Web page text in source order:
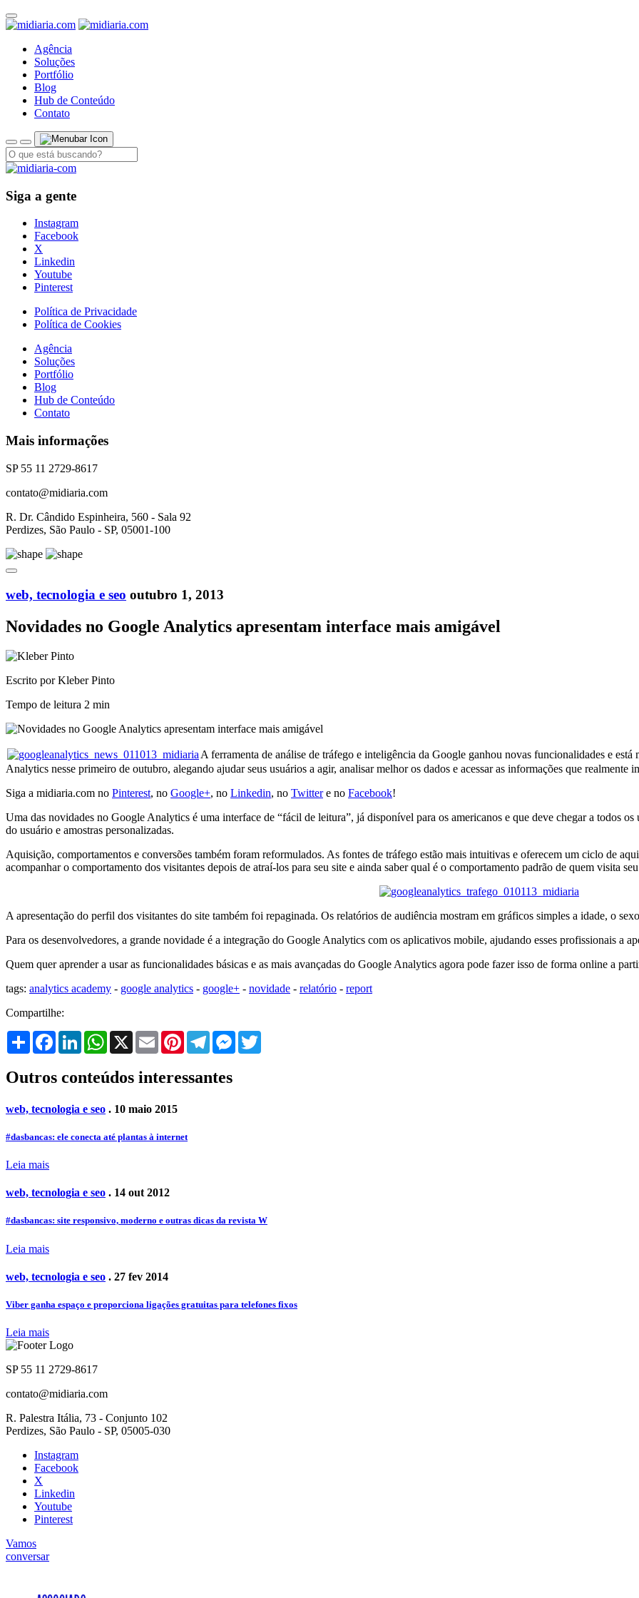
Agência
Soluções
Portfólio
Blog
Hub de Conteúdo
Contato
Siga a gente
Instagram
Facebook
X
Linkedin
Youtube
Pinterest
Política de Privacidade
Política de Cookies
Agência
Soluções
Portfólio
Blog
Hub de Conteúdo
Contato
Mais informações
SP 55 11 2729-8617
contato@midiaria.com
R. Dr. Cândido Espinheira, 560 - Sala 92
Perdizes, São Paulo - SP, 05001-100
web, tecnologia e seo outubro 1, 2013
Novidades no Google Analytics apresentam interface mais amigável
Escrito por Kleber Pinto
Tempo de leitura 2 min
A ferramenta de análise de tráfego e inteligência da Google ganhou novas funcionalidades e
Analytics nesse primeiro de outubro, alegando ajudar seus usuários a agir, analisar melhor os dados e acessar as informações que realmente
Siga a midiaria.com no Pinterest, no Google+, no Linkedin, no Twittere no Facebook!
Uma das novidades no Google Analytics é uma interface de “fácil de leitura”, já disponível para os americanos e que deve chegar a todos
do usuário e amostras personalizadas.
Aquisição, comportamentos e conversões também foram reformulados. As fontes de tráfego estão mais intuitivas e oferecem um ciclo de
acompanhar o comportamento dos visitantes depois de atraí-los para seu site e ainda saber qual é o comportamento padrão de quem visita
A apresentação do perfil dos visitantes do site também foi repaginada. Os relatórios de audiência mostram em gráficos simples a idade, o
Para os desenvolvedores, a grande novidade é a integração do Google Analytics com os aplicativos mobile, ajudando esses profissionais a
Quem quer aprender a usar as funcionalidades básicas e as mais avançadas do Google Analytics agora pode fazer isso de forma online a
tags: analytics academy - google analytics - google+ - novidade - relatório - report
Compartilhe:
Share FacebookLinkedInWhatsApp
X Email PinterestTelegramMessenger
Outros conteúdos interessantes
web, tecnologia e seo . 10 maio 2015
#dasbancas: ele conecta até plantas à internet
Leia mais
web, tecnologia e seo . 14 out 2012
#dasbancas: site responsivo, moderno e outras dicas da revista W
Leia mais
web, tecnologia e seo . 27 fev 2014
Viber ganha espaço e proporciona ligações gratuitas para telefones fixos
Leia mais
SP 55 11 2729-8617
contato@midiaria.com
R. Palestra Itália, 73 - Conjunto 102
Perdizes, São Paulo - SP, 05005-030
Instagram
Facebook
X
Linkedin
Youtube
Pinterest
Vamos
conversar